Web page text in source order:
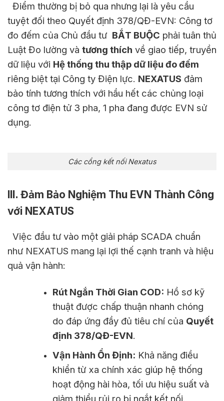
Điểm thường bị bỏ qua nhưng lại là yêu cầu
tuyệt đối theo Quyết định 378/QĐ-EVN: Công tơ
đo đếm của Chủ đầu tư BẮT BUỘC phải tuân thủ
Luật Đo lường và tương thích về giao tiếp, truyền
dữ liệu với Hệ thống thu thập dữ liệu đo đếm
riêng biệt tại Công ty Điện lực. NEXATUS đảm
bảo tính tương thích với hầu hết các chủng loại
công tơ điện tử 3 pha, 1 pha đang được EVN sử
dụng.
Các cổng kết nối Nexatus
III. Đảm Bảo Nghiệm Thu EVN Thành Công
với NEXATUS
Việc đầu tư vào một giải pháp SCADA chuẩn
như NEXATUS mang lại lợi thế cạnh tranh và hiệu
quả vận hành:
Rút Ngắn Thời Gian COD: Hồ sơ kỹ
thuật được chấp thuận nhanh chóng
do đáp ứng đầy đủ tiêu chí của Quyết
định 378/QĐ-EVN.
Vận Hành Ổn Định: Khả năng điều
khiển từ xa chính xác giúp hệ thống
hoạt động hài hòa, tối ưu hiệu suất và
giảm thiểu rủi ro bị ngắt kết nối.